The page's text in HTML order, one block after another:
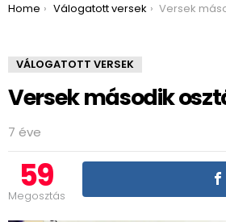
You are here:
Home Válogatott versek Versek második
VÁLOGATOTT VERSEK
Versek második
7 éve
59
Megosztás